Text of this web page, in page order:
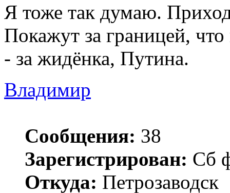
Я тоже так думаю.
Покажут за границей,
- за жидёнка, Путина.
Владимир
Сообщения: 38
Зарегистрирован: Сб
Откуда: Петрозаводск